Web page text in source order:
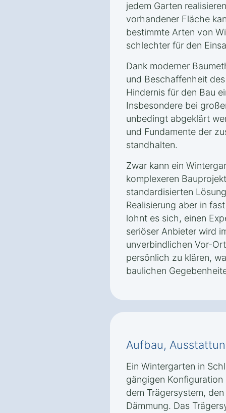
jedem Garten
vorhandener Fläche
bestimmte Arten von
schlechter für den
Dank moderner
und Beschaffenheit
Hindernis für den Bau
Insbesondere bei
unbedingt abgeklärt
und Fundamente der
standhalten.
Zwar kann ein
komplexeren
standardisierten
Realisierung aber in
lohnt es sich, einen
seriöser Anbieter wird
unverbindlichen Vor-
persönlich zu klären,
baulichen
Aufbau,
Ein Wintergarten in
gängigen
dem Trägersystem,
Dämmung. Das